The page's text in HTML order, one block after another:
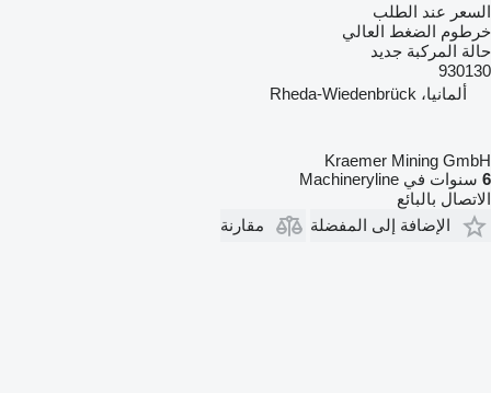
السعر عند الطلب
خرطوم الضغط العالي
حالة المركبة جديد
930130
ألمانيا، Rheda-Wiedenbrück
Kraemer Mining GmbH
6 سنوات في Machineryline
الاتصال بالبائع
الإضافة إلى المفضلة
مقارنة